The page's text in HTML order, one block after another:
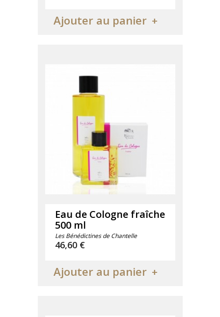
Ajouter au panier
Eau de Cologne fraîche
500 ml
Les Bénédictines de Chantelle
Prix
46,60 €
Ajouter au panier